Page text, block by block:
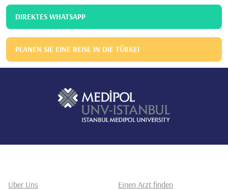
DIREKTES WHATSAPP
PLANEN SIE EINE REISE IN DIE TÜRKEI
Über Uns
Einen Arzt finden